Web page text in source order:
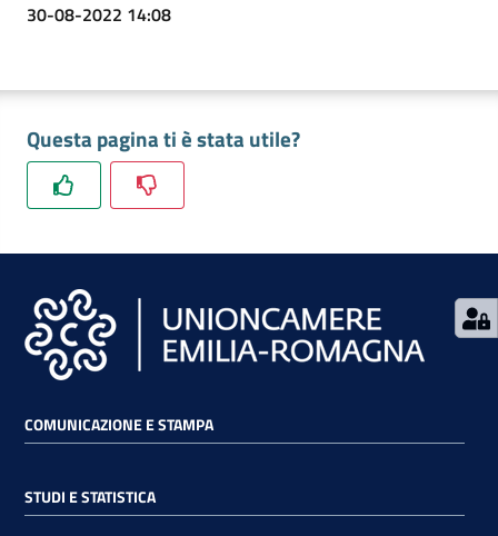
30-08-2022 14:08
Questa pagina ti è stata utile?
COMUNICAZIONE E STAMPA
STUDI E STATISTICA